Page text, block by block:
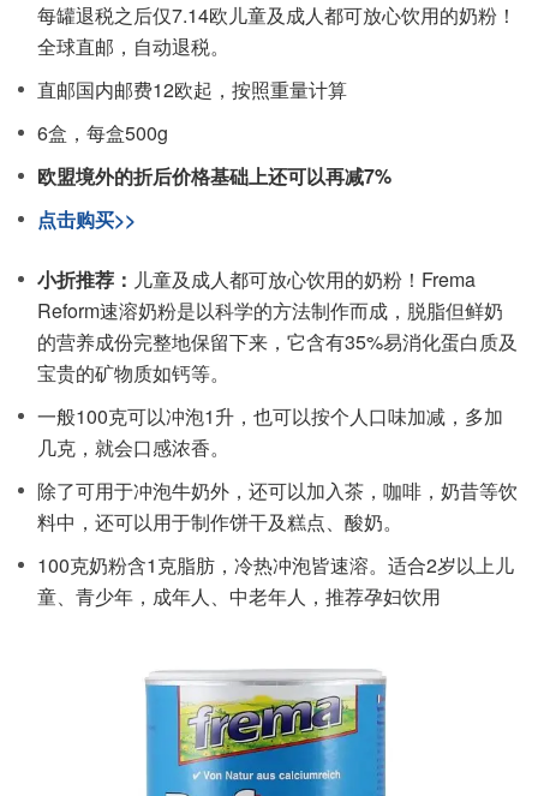
每罐退税之后仅7.14欧儿童及成人都可放心饮用的奶粉！
全球直邮，自动退税。
直邮国内邮费12欧起，按照重量计算
6盒，每盒500g
欧盟境外的折后价格基础上还可以再减7%
点击购买>>
小折推荐： 儿童及成人都可放心饮用的奶粉！Frema
Reform速溶奶粉是以科学的方法制作而成，脱脂但鲜奶
的营养成份完整地保留下来，它含有35%易消化蛋白质及
宝贵的矿物质如钙等。
一般100克可以冲泡1升，也可以按个人口味加减，多加
几克，就会口感浓香。
除了可用于冲泡牛奶外，还可以加入茶，咖啡，奶昔等饮
料中，还可以用于制作饼干及糕点、酸奶。
100克奶粉含1克脂肪，冷热冲泡皆速溶。适合2岁以上儿
童、青少年，成年人、中老年人，推荐孕妇饮用